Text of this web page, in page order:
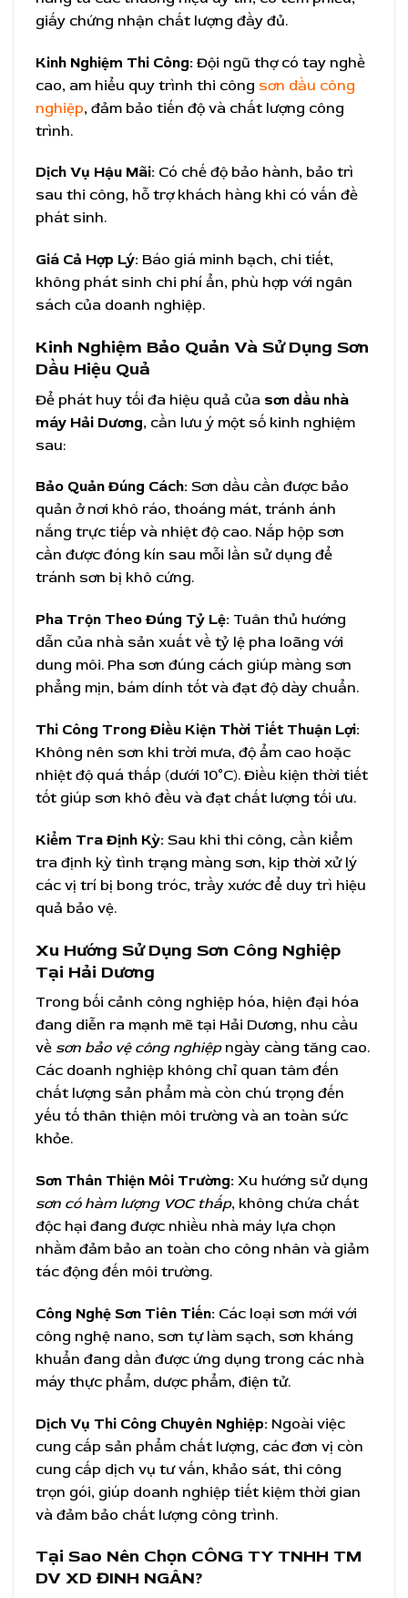
giấy chứng nhận chất lượng đầy đủ.
Kinh Nghiệm Thi Công: Đội ngũ thợ có tay nghề
cao, am hiểu quy trình thi công sơn dầu công
nghiệp, đảm bảo tiến độ và chất lượng công
trình.
Dịch Vụ Hậu Mãi: Có chế độ bảo hành, bảo trì
sau thi công, hỗ trợ khách hàng khi có vấn đề
phát sinh.
Giá Cả Hợp Lý: Báo giá minh bạch, chi tiết,
không phát sinh chi phí ẩn, phù hợp với ngân
sách của doanh nghiệp.
Kinh Nghiệm Bảo Quản Và Sử Dụng Sơn
Dầu Hiệu Quả
Để phát huy tối đa hiệu quả của sơn dầu nhà
máy Hải Dương, cần lưu ý một số kinh nghiệm
sau:
Bảo Quản Đúng Cách: Sơn dầu cần được bảo
quản ở nơi khô ráo, thoáng mát, tránh ánh
nắng trực tiếp và nhiệt độ cao. Nắp hộp sơn
cần được đóng kín sau mỗi lần sử dụng để
tránh sơn bị khô cứng.
Pha Trộn Theo Đúng Tỷ Lệ: Tuân thủ hướng
dẫn của nhà sản xuất về tỷ lệ pha loãng với
dung môi. Pha sơn đúng cách giúp màng sơn
phẳng mịn, bám dính tốt và đạt độ dày chuẩn.
Thi Công Trong Điều Kiện Thời Tiết Thuận Lợi:
Không nên sơn khi trời mưa, độ ẩm cao hoặc
nhiệt độ quá thấp (dưới 10°C). Điều kiện thời tiết
tốt giúp sơn khô đều và đạt chất lượng tối ưu.
Kiểm Tra Định Kỳ: Sau khi thi công, cần kiểm
tra định kỳ tình trạng màng sơn, kịp thời xử lý
các vị trí bị bong tróc, trầy xước để duy trì hiệu
quả bảo vệ.
Xu Hướng Sử Dụng Sơn Công Nghiệp
Tại Hải Dương
Trong bối cảnh công nghiệp hóa, hiện đại hóa
đang diễn ra mạnh mẽ tại Hải Dương, nhu cầu
về sơn bảo vệ công nghiệpngày càng tăng cao.
Các doanh nghiệp không chỉ quan tâm đến
chất lượng sản phẩm mà còn chú trọng đến
yếu tố thân thiện môi trường và an toàn sức
khỏe.
Sơn Thân Thiện Môi Trường: Xu hướng sử dụng
sơn có hàm lượng VOC thấp, không chứa chất
độc hại đang được nhiều nhà máy lựa chọn
nhằm đảm bảo an toàn cho công nhân và giảm
tác động đến môi trường.
Công Nghệ Sơn Tiên Tiến: Các loại sơn mới với
công nghệ nano, sơn tự làm sạch, sơn kháng
khuẩn đang dần được ứng dụng trong các nhà
máy thực phẩm, dược phẩm, điện tử.
Dịch Vụ Thi Công Chuyên Nghiệp: Ngoài việc
cung cấp sản phẩm chất lượng, các đơn vị còn
cung cấp dịch vụ tư vấn, khảo sát, thi công
trọn gói, giúp doanh nghiệp tiết kiệm thời gian
và đảm bảo chất lượng công trình.
Tại Sao Nên Chọn CÔNG TY TNHH TM
DV XD ĐINH NGÂN?